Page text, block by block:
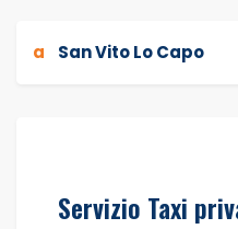
a San Vito Lo Capo
Servizio Taxi